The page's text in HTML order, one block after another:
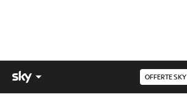
OFFERTE SKY